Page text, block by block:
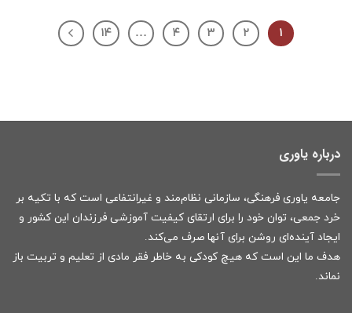
۱ ۲ ۳ ۴ … ۱۴
درباره یاوری
جامعه یاوری فرهنگی، سازمانی نظام‌مند و غیرانتفاعی است که با تکیه بر
خرد جمعی، توان خود را برای ارتقای کیفیت آموزشی فرزندان این کشور و
ایجاد آینده‌ای روشن برای آنها صرف می‌کند.
هدف ما این است که هیچ کودکی به خاطر فقر مادی از تعلیم و تربیت باز
نماند.